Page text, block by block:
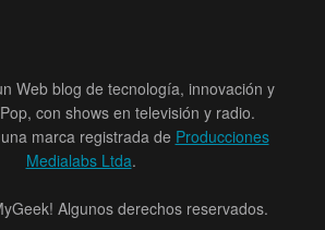
Web blog de tecnología, innovación y
con shows en televisión y radio.
marca registrada de Producciones
Medialabs Ltda.
Algunos derechos reservados.